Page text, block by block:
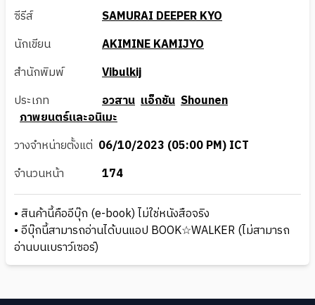
ซีรีส์
SAMURAI DEEPER KYO
นักเขียน
AKIMINE KAMIJYO
สำนักพิมพ์
Vibulkij
ประเภท
อวสาน แอ็กชัน Shounen
ภาพยนตร์และอนิเมะ
วางจำหน่ายตั้งแต่ 06/10/2023 (05:00 PM) ICT
จำนวนหน้า
174
• สินค้านี้คืออีบุ๊ก (e-book) ไม่ใช่หนังสือจริง
• อีบุ๊กนี้สามารถอ่านได้บนแอป BOOK☆WALKER (ไม่สามารถ
อ่านบนเบราว์เซอร์)